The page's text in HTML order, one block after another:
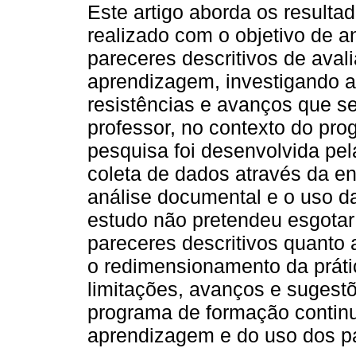
Este artigo aborda os
realizado com o objetivo de
pareceres descritivos de
aprendizagem, investigando
resistências e avanços que
professor, no contexto do
pesquisa foi desenvolvida
coleta de dados através da
análise documental e o uso
estudo não pretendeu
pareceres descritivos quanto
o redimensionamento da
limitações, avanços e
programa de formação
aprendizagem e do uso dos